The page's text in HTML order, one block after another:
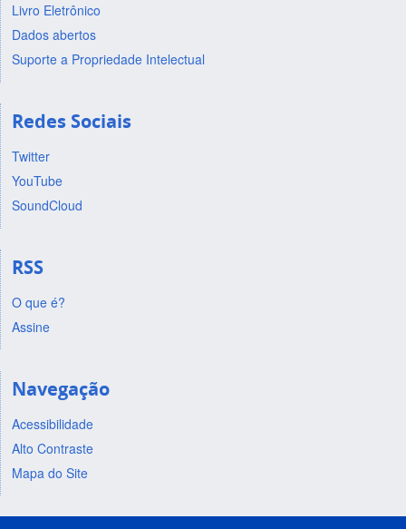
Livro Eletrônico
Dados abertos
Suporte a Propriedade Intelectual
Redes Sociais
Twitter
YouTube
SoundCloud
RSS
O que é?
Assine
Navegação
Acessibilidade
Alto Contraste
Mapa do Site